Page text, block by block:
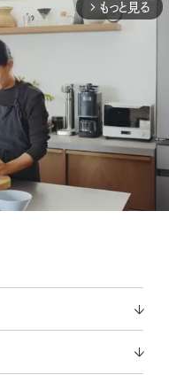
arrow_forward_ios もっと見る